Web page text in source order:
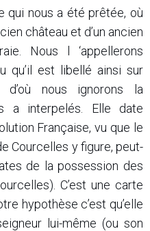
nous a été prêtée, où
château et d’un ancien
Nous l ‘appellerons
qu’il est libellé ainsi sur
nous ignorons la
a interpelés. Elle date
Française, vu que le
Courcelles y figure, peut-
de la possession des
C’est une carte
hypothèse c’est qu’elle
lui-même (ou son